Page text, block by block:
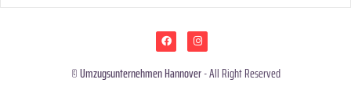
©Umzugsunternehmen Hannover- All Right Reserved